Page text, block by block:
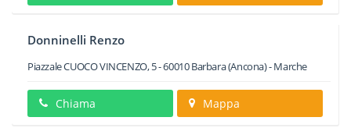
Donninelli Renzo
Piazzale CUOCO VINCENZO, 5-60010Barbara(Ancona) -Marche
Chiama Mappa